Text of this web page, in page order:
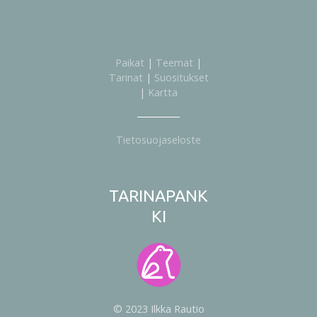
Paikat | Teemat |
Tarinat | Suositukset
| Kartta
Tietosuojaseloste
TARINAPANK
KI
© 2023 Ilkka Rautio